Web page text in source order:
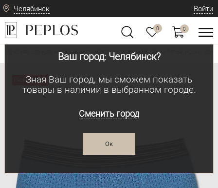
Челябинск
Ваш город: Челябинск?
Зная Ваш город, мы сможем показать
товары в наличии в выбранном городе.
Сменить город
Ок
Войти
0 0
Мужская одежда: классическая и современная Мужское бельё, носки,
Распродажа